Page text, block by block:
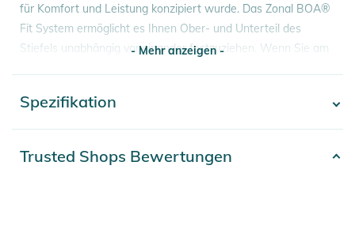
für Komfort und Leistung konzipiert wurde. Das Zonal BOA®
Fit System ermöglicht es Ihnen Ober- und Unterteil des
Stiefels unabhängig voneinander festzuziehen. Wenn Sie am
Stiefels des Stiefels über dem Fuß und drückt die Ferse in die
Fersentasche. Tasche. Hören Sie auf zu lesen und fangen Sie
lieben.
- Mehr anzeigen -
Spezifikation
Trusted Shops Bewertungen